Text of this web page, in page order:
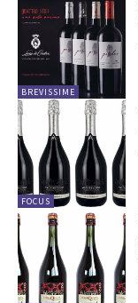
BREVISSIME
FOCUS